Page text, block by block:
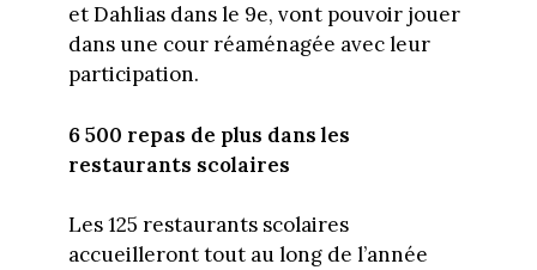
et Dahlias dans le 9e, vont pouvoir jouer
dans une cour réaménagée avec leur
participation.
6 500 repas de plus dans les
restaurants scolaires
Les 125 restaurants scolaires
accueilleront tout au long de l’année